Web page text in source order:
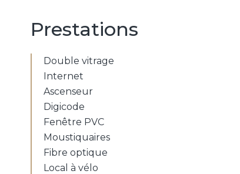
Prestations
Double vitrage
Internet
Ascenseur
Digicode
Fenêtre PVC
Moustiquaires
Fibre optique
Local à vélo